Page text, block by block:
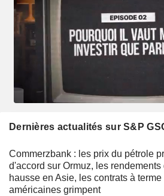
Dernières actualités sur S&P
Commerzbank : les prix du pétrole
d'accord sur Ormuz, les rendements
hausse en Asie, les contrats à
américaines grimpent